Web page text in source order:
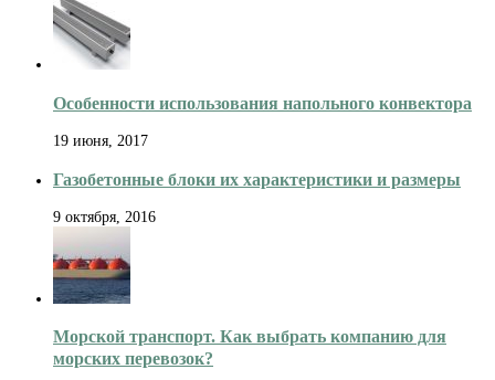
Особенности использования напольного конвектора
19 июня, 2017
Газобетонные блоки их характеристики и размеры
9 октября, 2016
Морской транспорт. Как выбрать компанию для
морских перевозок?